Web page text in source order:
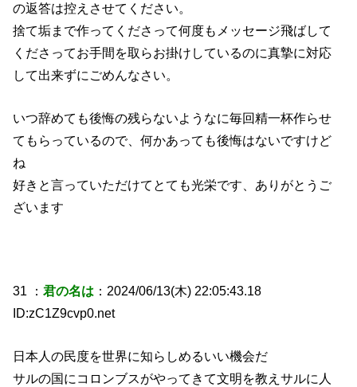
の返答は控えさせてください。
捨て垢まで作ってくださって何度もメッセージ飛ばして
くださってお手間を取らお掛けしているのに真摯に対応
して出来ずにごめんなさい。
いつ辞めても後悔の残らないようなに毎回精一杯作らせ
てもらっているので、何かあっても後悔はないですけど
ね
好きと言っていただけてとても光栄です、ありがとうご
ざいます
31 ：君の名は ：2024/06/13(木) 22:05:43.18
ID:zC1Z9cvp0.net
日本人の民度を世界に知らしめるいい機会だ
サルの国にコロンブスがやってきて文明を教えサルに人